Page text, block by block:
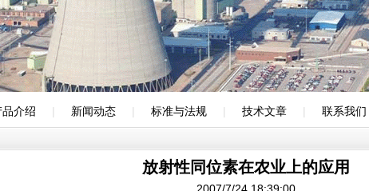
品介绍 | 新闻动态 | 标准与法规 | 技术文章 | 联系我们
放射性同位素在农业上的应用